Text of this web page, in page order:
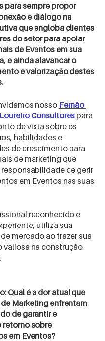
para sempre propor
e diálogo na
que engloba clientes
do setor para apoiar
de Eventos em sua
e ainda alavancar o
e valorização destes
nosso Fernão
Consultores para
de vista sobre os
habilidades e
de crescimento para
de marketing que
responsabilidade de gerir
em Eventos nas suas
reconhecido e
utiliza sua
mercado ao trazer sua
valiosa na construção
Qual é a dor atual que
Marketing enfrentam
de garantir e
retorno sobre
em Eventos?